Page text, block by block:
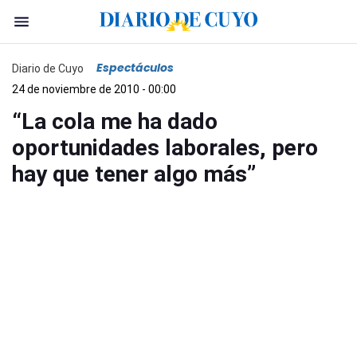
Diario de Cuyo Espectáculos
24 de noviembre de 2010 - 00:00
“La cola me ha dado
oportunidades laborales, pero
hay que tener algo más”